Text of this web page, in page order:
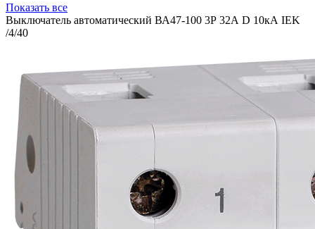
Показать все
Выключатель автоматический ВА47-100 3Р 32А D 10кА IEK
/4/40